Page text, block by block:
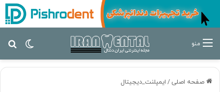
تغییر منو
صفحه اصلی / ایمپلنت_دیجیتال